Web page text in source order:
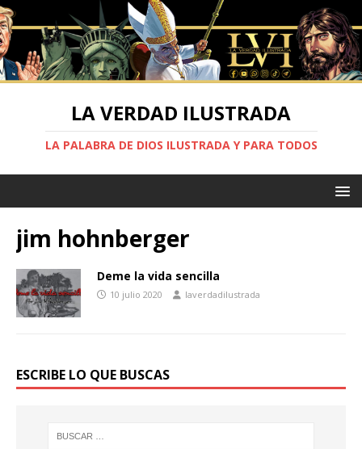
LA VERDAD ILUSTRADA
LA PALABRA DE DIOS ILUSTRADA Y PARA TODOS
jim hohnberger
Deme la vida sencilla
10 julio 2020 laverdadilustrada
ESCRIBE LO QUE BUSCAS